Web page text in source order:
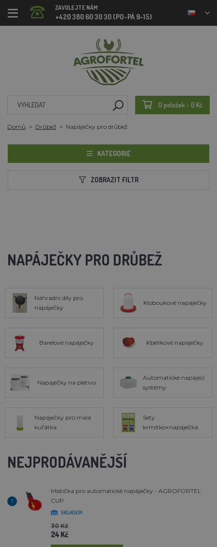
ZAVOLEJTE NÁM
+420 380 60 30 30 (PO-PÁ 9-15)
0 položek - 0 Kč
Domů Drůbež Napáječky pro drůbež
KATEGORIE
ZOBRAZIT FILTR
NAPÁJEČKY PRO DRŮBEŽ
Náhradní díly pro
napáječky
Kloboukové napáječky
Barelové napáječky Kbelíkové napáječky
Napáječky na pletivo
Automatické napájecí
systémy
Napáječky pro malá
kuřátka
Sety
krmítko+napáječka
NEJPRODÁVANĚJŠÍ
1
Mistička pro automatické napáječky - AGROFORTEL
CUP
SKLADEM
30 Kč
24 Kč